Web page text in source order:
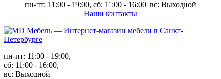
пн-пт: 11:00 - 19:00, сб: 11:00 - 16:00, вс: Выходной
Наши контакты
пн-пт: 11:00 - 19:00,
сб: 11:00 - 16:00,
вс: Выходной